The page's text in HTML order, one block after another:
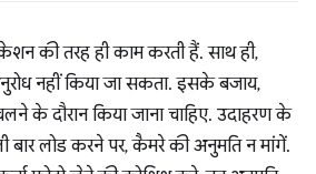
की तरह ही काम करती हैं. साथ ही,
नहीं किया जा सकता. इसके बजाय,
के दौरान किया जाना चाहिए. उदाहरण के
बार लोड करने पर, कैमरे की अनुमति न मांगें.